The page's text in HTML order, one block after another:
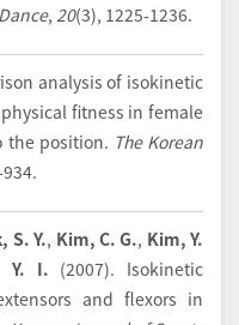
, 20(3), 1225-1236.
analysis of isokinetic
fitness in female
the position. The Korean
S. Y., Kim, C. G., Kim, Y.
Y. I. (2007). Isokinetic
and flexors in